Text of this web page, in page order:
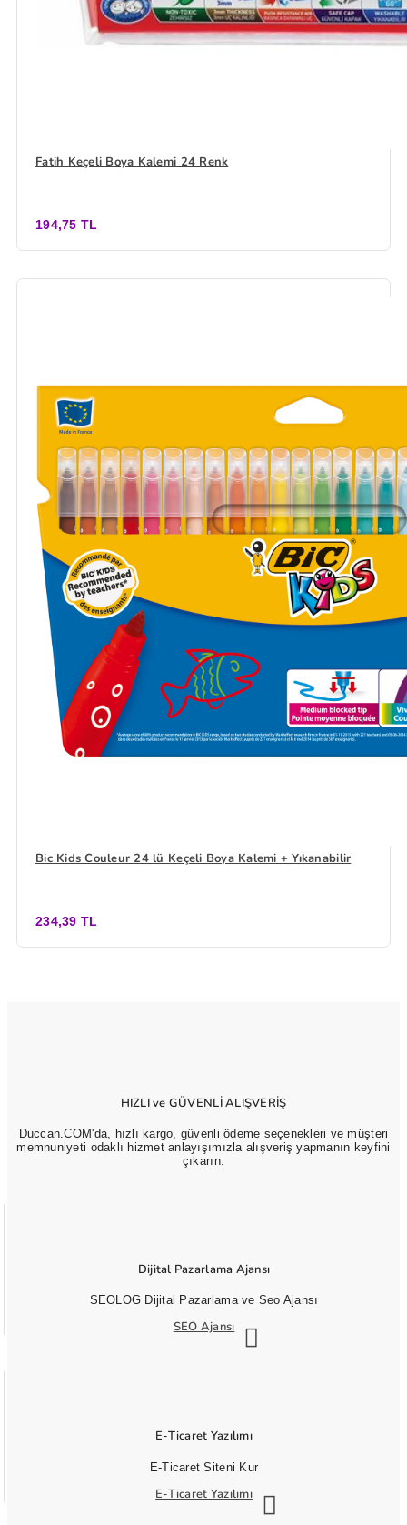
Fatih Keçeli Boya Kalemi 24 Renk
194,75 TL
Bic Kids Couleur 24 lü Keçeli Boya Kalemi + Yıkanabilir
234,39 TL
HIZLI ve GÜVENLİ ALIŞVERİŞ
Duccan.COM'da, hızlı kargo, güvenli ödeme seçenekleri ve müşteri
memnuniyeti odaklı hizmet anlayışımızla alışveriş yapmanın keyfini
çıkarın.
Dijital Pazarlama Ajansı
SEOLOG Dijital Pazarlama ve Seo Ajansı
SEO Ajansı
E-Ticaret Yazılımı
E-Ticaret Siteni Kur
E-Ticaret Yazılımı